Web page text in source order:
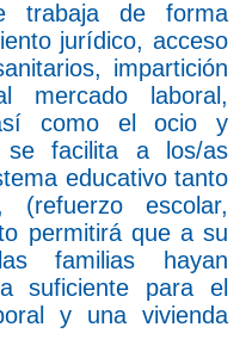
trabaja de forma
jurídico, acceso
impartición
mercado laboral,
como el ocio y
se facilita a los/as
educativo tanto
(refuerzo escolar,
permitirá que a su
familias hayan
suficiente para el
y una vivienda